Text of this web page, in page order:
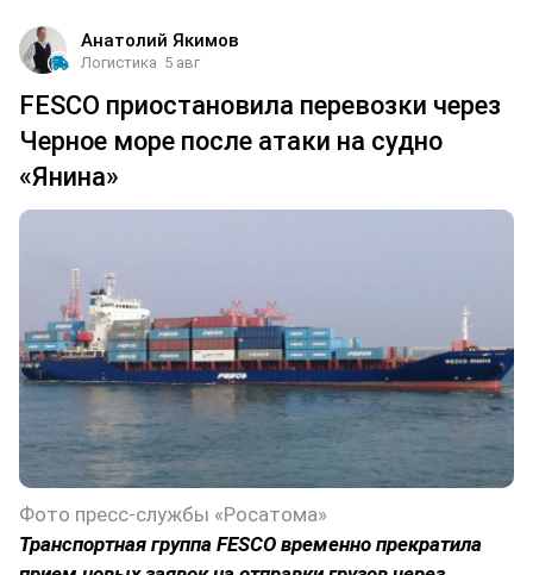
Анатолий Якимов
Логистика 5 авг
FESCO приостановила перевозки через
Черное море после атаки на судно
«Янина»
Фото пресс-службы «Росатома»
Транспортная группа FESCO временно прекратила